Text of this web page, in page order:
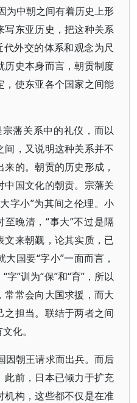
为中朝之间有着历史上形
写东亚历史，把这种关系
外交的体系和观念为尺
历史本身而言，朝贡制度
，使东亚各个国家之间能
宗藩关系中的礼仪，而以
，又说明这种关系并不
的。朝贡的历史形成，
中国文化的朝贡。宗藩关
字小”为其间之伦理。小
至晚清，“事大”不过是隔
文来朝觐，论其实质，已
国要“字小”一面而言，
”训为“保”和“育”，所以
常会向大国求援，而大
之担当。联结于两者之间
化。
因朝王请求而出兵。而后
此前，日本已倾力于扩充
机构，这些都不仅是在准